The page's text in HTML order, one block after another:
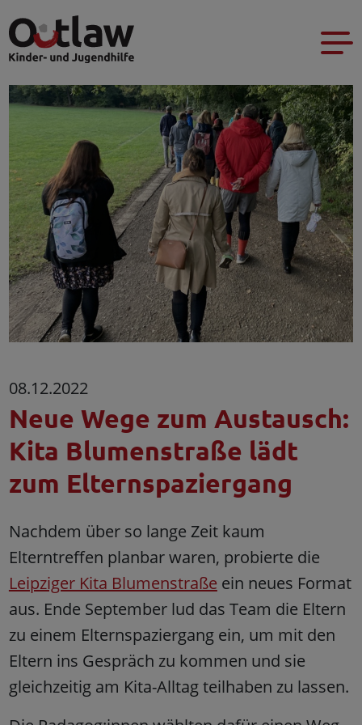
08.12.2022
Neue Wege zum Austausch:
Kita Blumenstraße lädt
zum Elternspaziergang
Nachdem über so lange Zeit kaum
Elterntreffen planbar waren, probierte die
Leipziger Kita Blumenstraße ein neues Format
aus. Ende September lud das Team die Eltern
zu einem Elternspaziergang ein, um mit den
Eltern ins Gespräch zu kommen und sie
gleichzeitig am Kita-Alltag teilhaben zu lassen.